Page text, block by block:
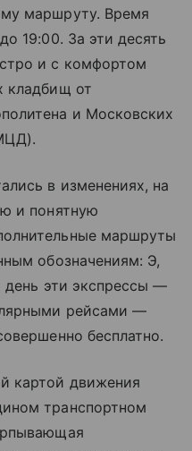
маршруту. Время
19:00. За эти десять
и с комфортом
кладбищ от
и Московских
в изменениях, на
и понятную
маршруты
обозначениям: Э,
эти экспрессы —
рейсами —
бесплатно.
картой движения
транспортном